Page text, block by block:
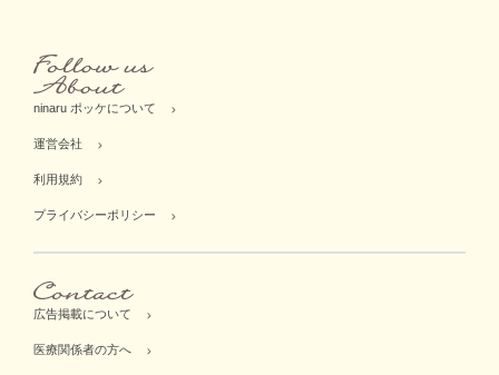
ninaru ポッケについて
運営会社
利用規約
プライバシーポリシー
広告掲載について
医療関係者の方へ